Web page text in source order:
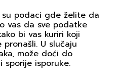
podaci gde želite da
vas da sve podatke
bi vas kuriri koji
U slučaju
može doći do
sporije isporuke.